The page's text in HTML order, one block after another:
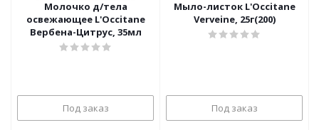
Молочко д/тела
освежающее L'Occitane
Вербена-Цитрус, 35мл
Под заказ
Мыло-листок L'Occitane
Verveine, 25г(200)
Под заказ